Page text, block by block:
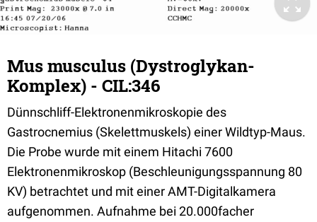
Mus musculus (Dystroglykan-
Komplex) - CIL:346
Dünnschliff-Elektronenmikroskopie des
Gastrocnemius (Skelettmuskels) einer Wildtyp-Maus.
Die Probe wurde mit einem Hitachi 7600
Elektronenmikroskop (Beschleunigungsspannung 80
KV) betrachtet und mit einer AMT-Digitalkamera
aufgenommen. Aufnahme bei 20.000facher